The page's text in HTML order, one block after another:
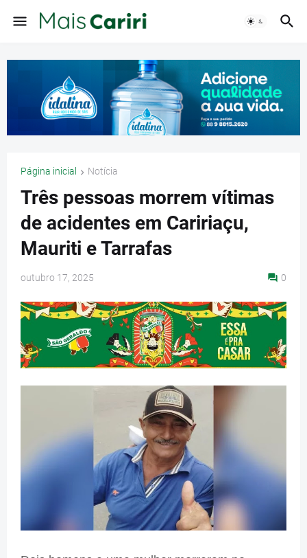
Página inicial Notícia
Três pessoas morrem vítimas
de acidentes em Caririaçu,
Mauriti e Tarrafas
outubro 17, 2025 0